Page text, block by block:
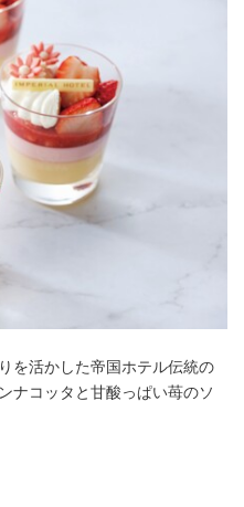
を活かした帝国ホテル伝統の
ナコッタと甘酸っぱい苺のソ